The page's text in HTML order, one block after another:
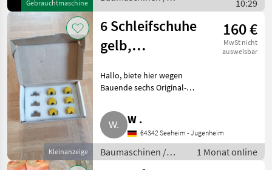
Gebrauchtmaschine
und fortschrittliche
Sonstige
10:29
Kleinanzeige
6 Schleifschuhe
gelb,
Betonschleifer
160 €
MwSt nicht
ausweisbar
Hallo, biete hier wegen
Bauende sechs Original-
Schwamborn
Bodenschleifmaschinen. Herst.-
Nr. 713144/EX-HC 20 E.
Kennfarbe: gelb, Körnung: 2
W .
64342 Seeheim - Jugenheim
Baumaschinen /
Kleingeräte
1 Monat online